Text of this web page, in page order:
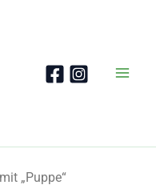
„Puppe“